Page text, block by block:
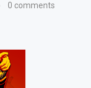
0 comments